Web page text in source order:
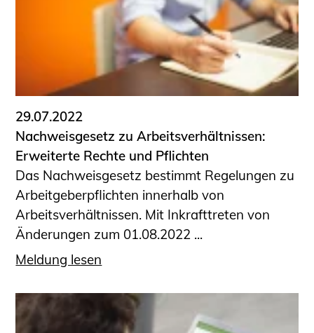
29.07.2022
Nachweisgesetz zu Arbeitsverhältnissen:
Erweiterte Rechte und Pflichten
Das Nachweisgesetz bestimmt Regelungen zu
Arbeitgeberpflichten innerhalb von
Arbeitsverhältnissen. Mit Inkrafttreten von
Änderungen zum 01.08.2022 ...
Meldung lesen